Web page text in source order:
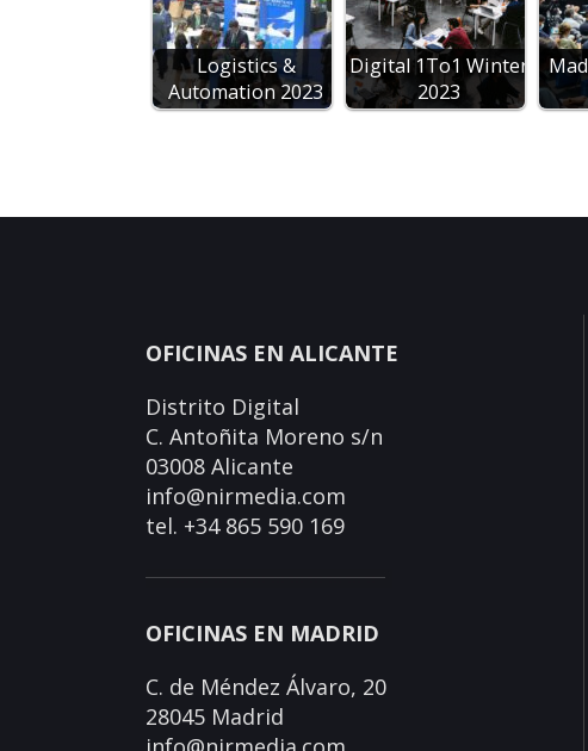
Logistics &
Automation 2023
Digital 1To1 Winter
2023
OFICINAS EN ALICANTE
Distrito Digital
C. Antoñita Moreno s/n
03008 Alicante
info@nirmedia.com
tel. +34 865 590 169
OFICINAS EN MADRID
C. de Méndez Álvaro, 20
28045 Madrid